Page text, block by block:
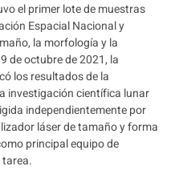
el primer lote de muestras
Espacial Nacional y
la morfología y la
de octubre de 2021, la
los resultados de la
investigación científica lunar
independientemente por
láser de tamaño y forma
principal equipo de